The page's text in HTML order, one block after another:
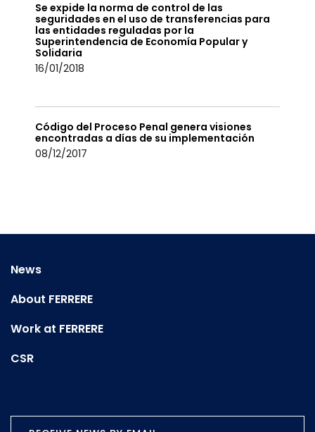
Se expide la norma de control de las
seguridades en el uso de transferencias para
las entidades reguladas por la
Superintendencia de Economía Popular y
Solidaria
16/01/2018
Código del Proceso Penal genera visiones
encontradas a días de su implementación
08/12/2017
News
About FERRERE
Work at FERRERE
CSR